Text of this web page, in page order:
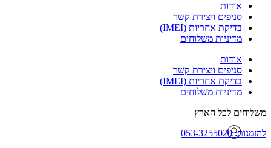
אודות
סניפים ויצירת קשר
בדיקת אחריות (IMEI)
מדיניות משלוחים
אודות
סניפים ויצירת קשר
בדיקת אחריות (IMEI)
מדיניות משלוחים
לכל הארץ
053-3255020